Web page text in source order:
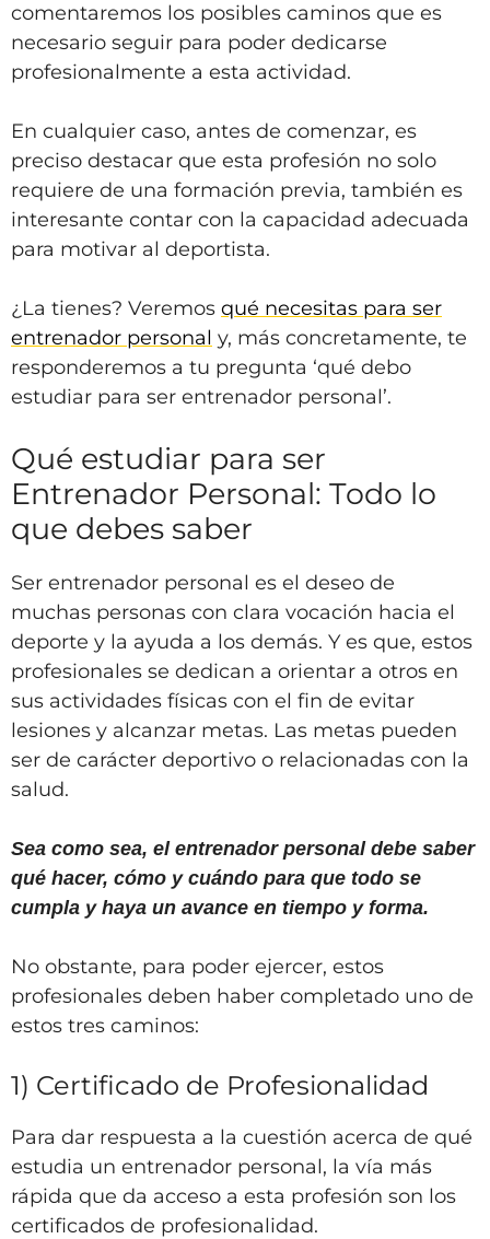
comentaremos los posibles caminos que es
necesario seguir para poder dedicarse
profesionalmente a esta actividad.
En cualquier caso, antes de comenzar, es
preciso destacar que esta profesión no solo
requiere de una formación previa, también es
interesante contar con la capacidad adecuada
para motivar al deportista.
¿La tienes? Veremos qué necesitas para ser
entrenador personal y, más concretamente, te
responderemos a tu pregunta ‘qué debo
estudiar para ser entrenador personal’.
Qué estudiar para ser
Entrenador Personal: Todo lo
que debes saber
Ser entrenador personal es el deseo de
muchas personas con clara vocación hacia el
deporte y la ayuda a los demás. Y es que, estos
profesionales se dedican a orientar a otros en
sus actividades físicas con el fin de evitar
lesiones y alcanzar metas. Las metas pueden
ser de carácter deportivo o relacionadas con la
salud.
Sea como sea, el entrenador personal debe saber
qué hacer, cómo y cuándo para que todo se
cumpla y haya un avance en tiempo y forma.
No obstante, para poder ejercer, estos
profesionales deben haber completado uno de
estos tres caminos:
1) Certificado de Profesionalidad
Para dar respuesta a la cuestión acerca de qué
estudia un entrenador personal, la vía más
rápida que da acceso a esta profesión son los
certificados de profesionalidad.